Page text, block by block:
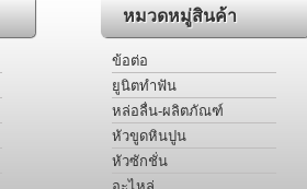
หมวดหมู่สินค้า
ข้อต่อ
ยูนิตทำฟัน
หล่อลื่น-ผลิตภัณฑ์
หัวขูดหินปูน
หัวซักชั่น